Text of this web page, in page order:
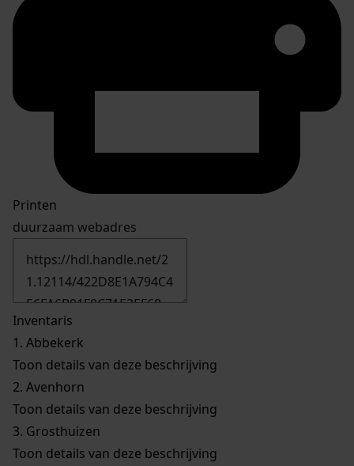
Printen
duurzaam webadres
Inventaris
1. Abbekerk
Toon details van deze beschrijving
2. Avenhorn
Toon details van deze beschrijving
3. Grosthuizen
Toon details van deze beschrijving